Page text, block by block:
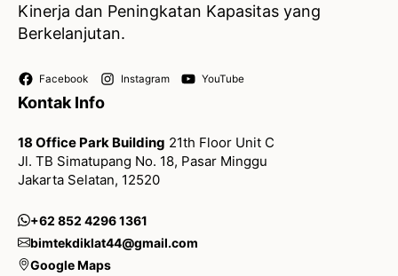
Kinerja dan Peningkatan Kapasitas yang
Berkelanjutan.
Facebook Instagram YouTube
Kontak Info
18 Office Park Building 21th Floor Unit C
Jl. TB Simatupang No. 18, Pasar Minggu
Jakarta Selatan, 12520
+62 852 4296 1361
bimtekdiklat44@gmail.com
Google Maps